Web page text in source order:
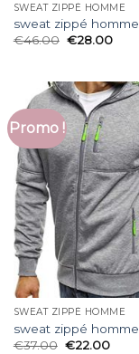
SWEAT ZIPPÉ HOMME
sweat zippé homme
€46.00 €28.00
Promo !
SWEAT ZIPPÉ HOMME
sweat zippé homme
€37.00 €22.00